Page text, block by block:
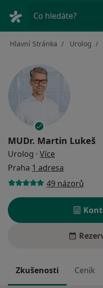
Co hledáte?
Hlavní Stránka Urolog
MUDr. Martin Lukeš
Urolog · Více
Praha 1 adresa
49 názorů
Zkušenosti Ceník